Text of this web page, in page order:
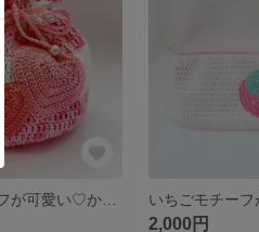
2,000円